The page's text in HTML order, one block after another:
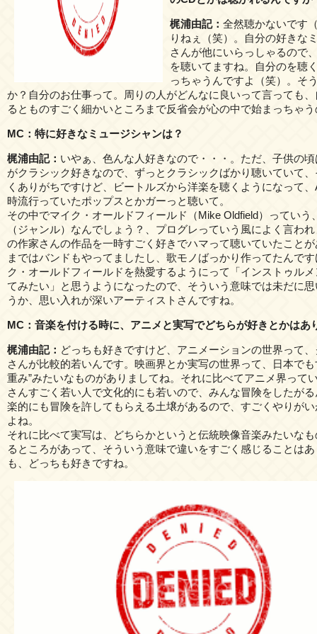
梶浦由記： 全然聴かないです
りねぇ（笑）。自分の好きな
さんが他にいらっしゃるので
を聴いてますね。自分のを聴
っちゃうんですよ（笑）。そ
か？自分のお仕事って。周りの人がどんなに良いって言っても
るとものすごく細かいところまで反省会が心の中で始まっちゃ
MC：特に好きなミュージシャンは？
梶浦由記： いやぁ、色んな人好きなので・・・。ただ、子供の
がクラシック好きなので、ずっとクラシックばかり聴いていて
くありがちですけど、ビートルズから洋楽を聴くようになって
時流行っていたポップスとかガーっと聴いて。
その中でマイク・オールドフィールド（Mike Oldfield）っていう
（ジャンル）なんでしょう？、プログレっていう風によく言わ
の作家さんの作品を一時すごく好きでハマって聴いていたこと
まではバンドもやってましたし、歌モノばっかり作ってたんで
ク・オールドフィールドを熱愛するようにって「インストゥル
てみたい」と思うようになったので、そういう意味では未だに
うか、思い入れが深いアーティストさんですね。
MC：音楽を付ける時に、アニメと実写でどちらが好きとかはあ
梶浦由記： どっちも好きですけど、アニメーションの世界って
さんが比較的若いんです。映画界とか実写の世界って、日本でも
重み”みたいなものがありましてね。それに比べてアニメ界って
さんすごく若い人で文化的にも若いので、みんな冒険をしたが
楽的にも冒険を許してもらえる土壌があるので、すごくやりが
よね。
それに比べて実写は、どちらかというと伝統映像音楽みたいな
るところがあって、そういう意味で違いをすごく感じることは
も、どっちも好きですね。